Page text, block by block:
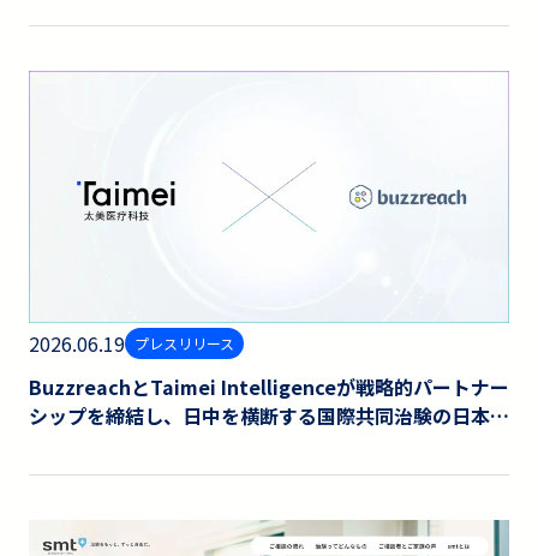
2026.06.19 プレスリリース
BuzzreachとTaimei Intelligenceが戦略的パートナー
シップを締結し、日中を横断する国際共同治験の日本誘